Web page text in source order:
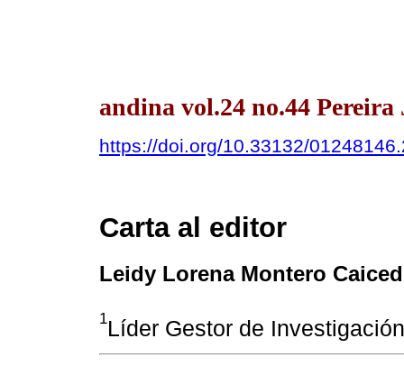
andina vol.24 no.44
https://doi.org/10.33132/
Carta al editor
Leidy Lorena Montero
1Líder Gestor de